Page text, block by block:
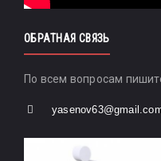
ОБРАТНАЯ СВЯЗЬ
По всем вопросам